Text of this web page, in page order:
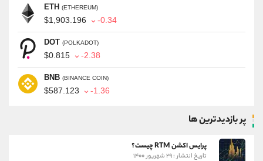
ETH (ETHEREUM)
$1,903.196 -0.34
DOT (POLKADOT)
$0.815 -2.38
BNB (BINANCE COIN)
$587.123 -1.36
پر بازدیدترین ها
پرایس اکشن RTM چیست؟
تاریخ انتشار : ۲۹ شهریور ۱۴۰۰